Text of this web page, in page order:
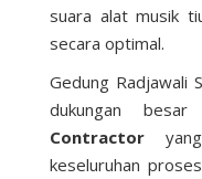
suara alat musik
secara optimal.
Gedung Radjawali
dukungan
Contractoryang
keseluruhan